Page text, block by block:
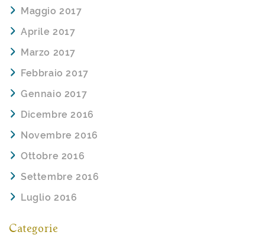
Maggio 2017
Aprile 2017
Marzo 2017
Febbraio 2017
Gennaio 2017
Dicembre 2016
Novembre 2016
Ottobre 2016
Settembre 2016
Luglio 2016
Categorie